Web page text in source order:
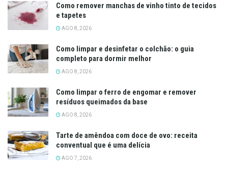
Como remover manchas de vinho tinto de tecidos
e tapetes
AGO 8, 2026
Como limpar e desinfetar o colchão: o guia
completo para dormir melhor
AGO 8, 2026
Como limpar o ferro de engomar e remover
resíduos queimados da base
AGO 8, 2026
Tarte de amêndoa com doce de ovo: receita
conventual que é uma delícia
AGO 7, 2026